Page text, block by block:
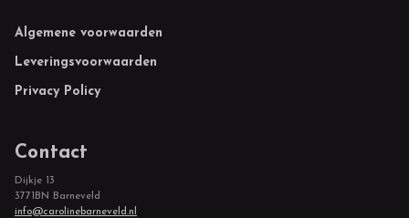
Footer
Algemene voorwaarden
Leveringsvoorwaarden
Privacy Policy
Contact
Dijkje 13
3771BN Barneveld
info@carolinebarneveld.nl